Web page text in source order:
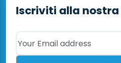
Iscriviti alla
Your Email address